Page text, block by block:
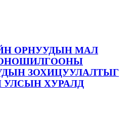
ОРНУУДЫН МАЛ
ЗОХИЦУУЛАЛТЫГ
УЛСЫН ХУРАЛД